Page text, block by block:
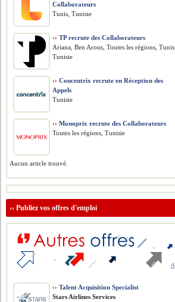
Collaborateurs
Tunis, Tunisie
›› TP recrute des Collaborateurs
Ariana, Ben Arous, Toutes les régions, Tunis,
Tunisie
›› Concentrix recrute en Réception des
Appels
Tunisie
›› Monoprix recrute des Collaborateurs
Toutes les régions, Tunisie
Aucun article trouvé.
››Publiez vos offres d'emploi
›› Talent Acquisition Specialist
Stars Airlines Services